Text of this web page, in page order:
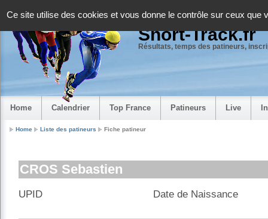
Ce site utilise des cookies et vous donne le contrôle sur ceux que
Short-Track.fr
Résultats, temps des patineurs,
Home Calendrier Top France Patineurs Live
Home Liste des patineurs Fiche patineur
CROS Sebastien
UPID Date de Naissance